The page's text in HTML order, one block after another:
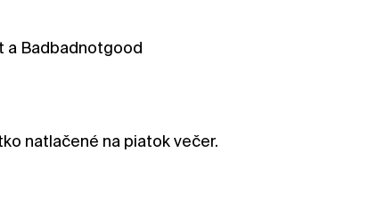
a Badbadnotgood
natlačené na piatok večer.